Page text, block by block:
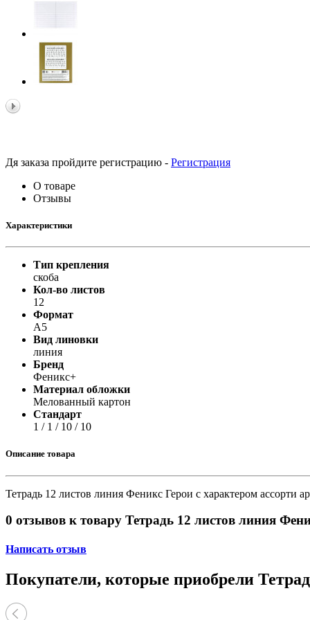
Дя заказа пройдите регистрацию - Регистрация
О товаре
Отзывы
Характеристики
Тип крепления
скоба
Кол-во листов
12
Формат
А5
Вид линовки
линия
Бренд
Феникс+
Материал обложки
Мелованный картон
Стандарт
1 / 1 / 10 / 10
Описание товара
Тетрадь 12 листов линия Феникс Герои с характером ассорти
0 отзывов к товару Тетрадь 12 листов линия
Написать отзыв
Покупатели, которые приобрели